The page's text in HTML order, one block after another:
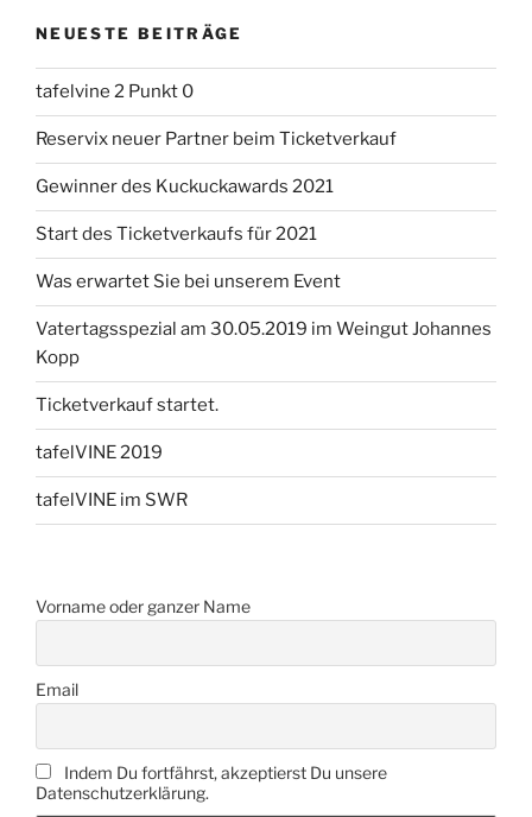
NEUESTE BEITRÄGE
tafelvine 2 Punkt 0
Reservix neuer Partner beim Ticketverkauf
Gewinner des Kuckuckawards 2021
Start des Ticketverkaufs für 2021
Was erwartet Sie bei unserem Event
Vatertagsspezial am 30.05.2019 im Weingut Johannes
Kopp
Ticketverkauf startet.
tafelVINE 2019
tafelVINE im SWR
Vorname oder ganzer Name
Email
Indem Du fortfährst, akzeptierst Du unsere
Datenschutzerklärung.